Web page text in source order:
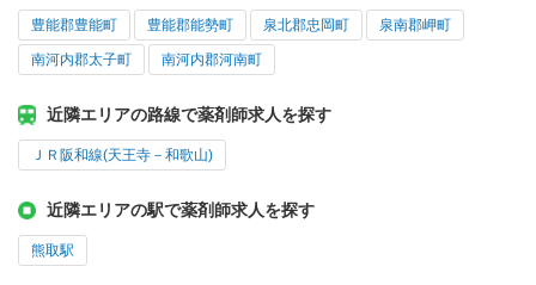
豊能郡豊能町 豊能郡能勢町 泉北郡忠岡町 泉南郡岬町
南河内郡太子町 南河内郡河南町
近隣エリアの路線で薬剤師求人を探す
ＪＲ阪和線(天王寺－和歌山)
近隣エリアの駅で薬剤師求人を探す
熊取駅